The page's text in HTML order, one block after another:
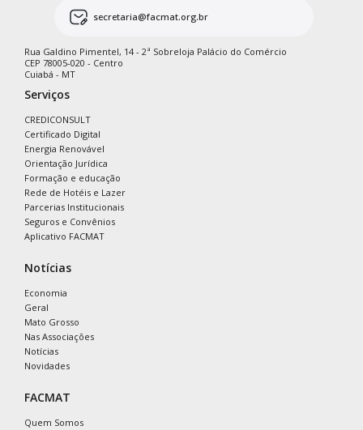
secretaria@facmat.org.br
Rua Galdino Pimentel, 14 - 2ª Sobreloja Palácio do Comércio
CEP 78005-020 - Centro
Cuiabá - MT
Serviços
CREDICONSULT
Certificado Digital
Energia Renovável
Orientação Jurídica
Formação e educação
Rede de Hotéis e Lazer
Parcerias Institucionais
Seguros e Convênios
Aplicativo FACMAT
Notícias
Economia
Geral
Mato Grosso
Nas Associações
Notícias
Novidades
FACMAT
Quem Somos